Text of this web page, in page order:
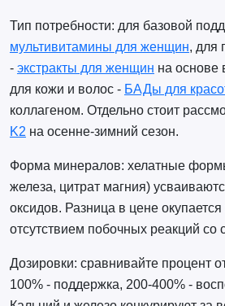
Тип потребности: для базовой
мультивитамины для женщин, для
- экстракты для женщин на основе
для кожи и волос - БАДы для
коллагеном. Отдельно стоит
K2 на осенне-зимний сезон.
Форма минералов: хелатные
железа, цитрат магния)
оксидов. Разница в цене
отсутствием побочных реакций со
Дозировки: сравнивайте процент
100% - поддержка, 200-400% -